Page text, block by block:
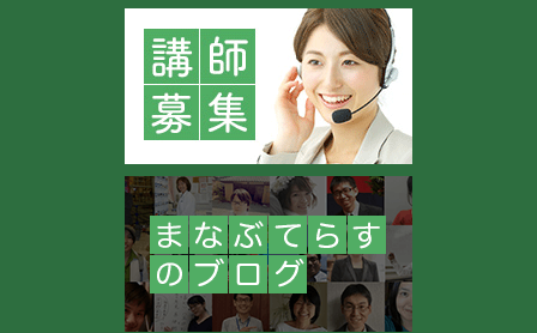
社会人の方も大歓迎です。
・留学について不安がある
→イギリスのケンブリッジへの留学経験があります！留学に
関して、不安なことや心配ごとがありましたら何でも聞いて
・資格試験に挑戦してみたい